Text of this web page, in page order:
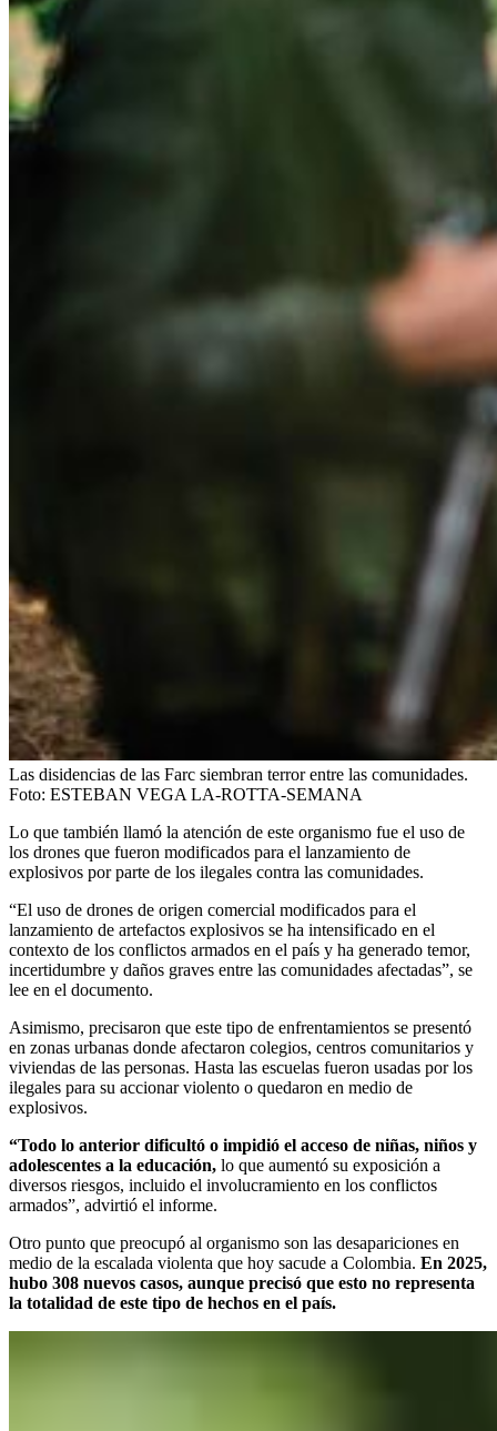
Las disidencias de las Farc siembran terror entre las comunidades.
Foto: ESTEBAN VEGA LA-ROTTA-SEMANA
Lo que también llamó la atención de este organismo fue el uso de
los drones que fueron modificados para el lanzamiento de
explosivos por parte de los ilegales contra las comunidades.
“El uso de drones de origen comercial modificados para el
lanzamiento de artefactos explosivos se ha intensificado en el
contexto de los conflictos armados en el país y ha generado temor,
incertidumbre y daños graves entre las comunidades afectadas”, se
lee en el documento.
Asimismo, precisaron que este tipo de enfrentamientos se presentó
en zonas urbanas donde afectaron colegios, centros comunitarios y
viviendas de las personas. Hasta las escuelas fueron usadas por los
ilegales para su accionar violento o quedaron en medio de
explosivos.
“Todo lo anterior dificultó o impidió el acceso de niñas, niños y
adolescentes a la educación, lo que aumentó su exposición a
diversos riesgos, incluido el involucramiento en los conflictos
armados”, advirtió el informe.
Otro punto que preocupó al organismo son las desapariciones en
medio de la escalada violenta que hoy sacude a Colombia. En 2025,
hubo 308 nuevos casos, aunque precisó que esto no representa
la totalidad de este tipo de hechos en el país.